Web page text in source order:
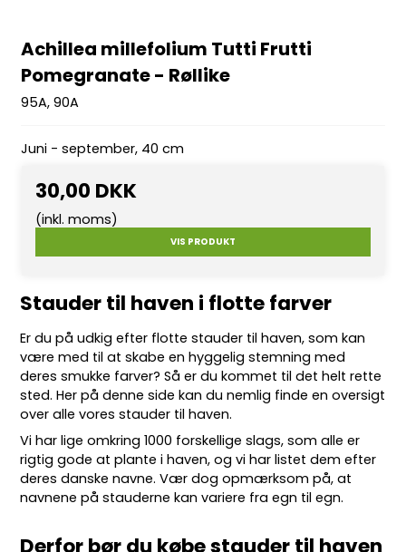
Achillea millefolium Tutti Frutti
Pomegranate - Røllike
95A, 90A
Juni - september, 40 cm
30,00 DKK
(inkl. moms)
VIS PRODUKT
Stauder til haven i flotte farver
Er du på udkig efter flottestauder til haven, som kan
være med til at skabe en hyggelig stemning med
deres smukke farver? Så er du kommet til det helt rette
sted. Her på denne side kan du nemlig finde en oversigt
over alle vores stauder til haven.
Vi har lige omkring 1000 forskellige slags, som alle er
rigtig gode at plante i haven, og vi har listet dem efter
deres danske navne. Vær dog opmærksom på, at
navnene på stauderne kan variere fra egn til egn.
Derfor bør du købe stauder til haven